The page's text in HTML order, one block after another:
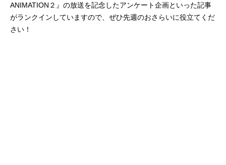
ANIMATION２』の放送を記念したアンケート企画といった記事
がランクインしていますので、ぜひ先週のおさらいに役立てくだ
さい！